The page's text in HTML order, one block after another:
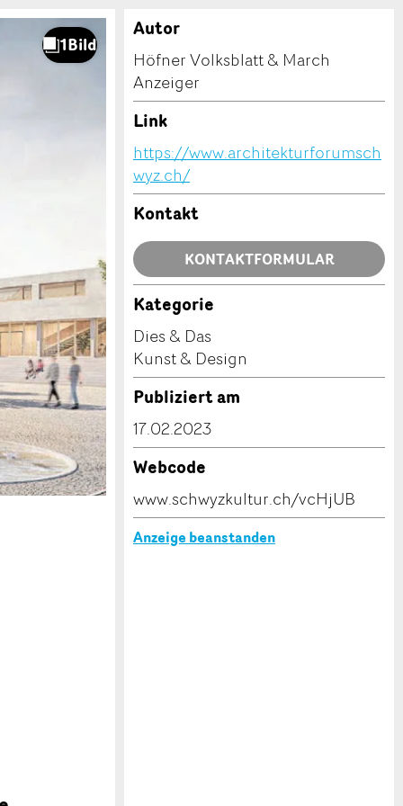
Autor
Höfner Volksblatt & March
Anzeiger
Link
https://www.architekturforumsch
wyz.ch/
Kontakt
KONTAKTFORMULAR
Kategorie
Dies & Das
Kunst & Design
Publiziert am
17.02.2023
Webcode
www.schwyzkultur.ch/vcHjUB
Anzeige beanstanden